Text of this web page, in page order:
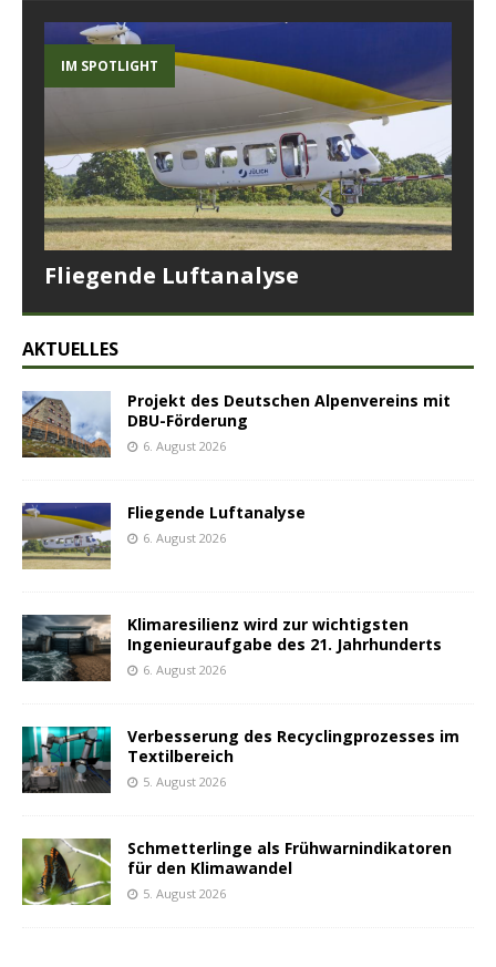
IM SPOTLIGHT
Fliegende Luftanalyse
AKTUELLES
Projekt des Deutschen Alpenvereins mit
DBU-Förderung
6. August 2026
Fliegende Luftanalyse
6. August 2026
Klimaresilienz wird zur wichtigsten
Ingenieuraufgabe des 21. Jahrhunderts
6. August 2026
Verbesserung des Recyclingprozesses im
Textilbereich
5. August 2026
Schmetterlinge als Frühwarnindikatoren
für den Klimawandel
5. August 2026